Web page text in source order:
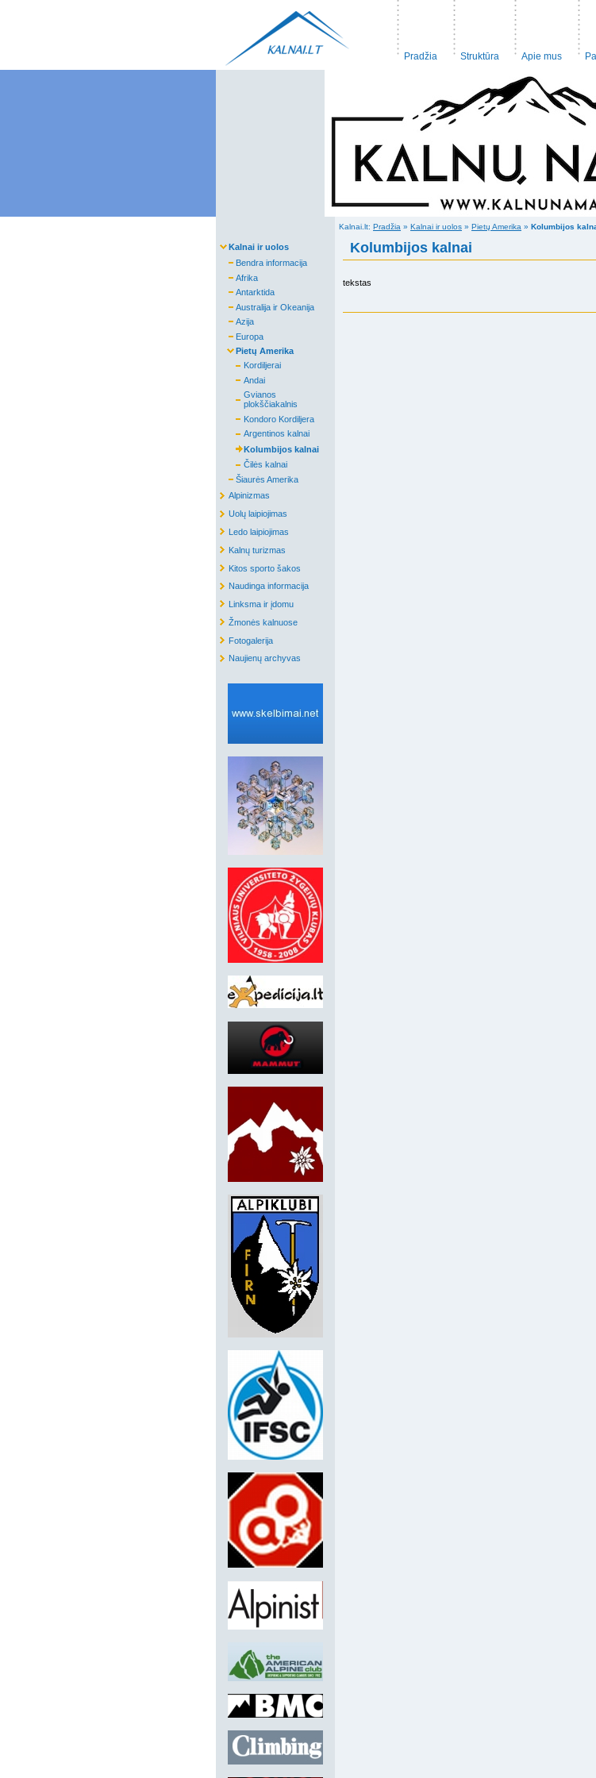
Pradžia Struktūra Apie mus
Kalnai.lt:Pradžia »Kalnai ir uolos »Pietų Amerika »Kolumbijos
Kalnai ir uolos
Bendra informacija
Afrika
Antarktida
Australija ir Okeanija
Azija
Europa
Pietų Amerika
Kordiljerai
Andai
Gvianos
plokščiakalnis
Kondoro Kordiljera
Argentinos kalnai
Kolumbijos kalnai
Čilės kalnai
Šiaurės Amerika
Alpinizmas
Uolų laipiojimas
Ledo laipiojimas
Kalnų turizmas
Kitos sporto šakos
Naudinga informacija
Linksma ir įdomu
Žmonės kalnuose
Fotogalerija
Naujienų archyvas
Kolumbijos kalnai
tekstas